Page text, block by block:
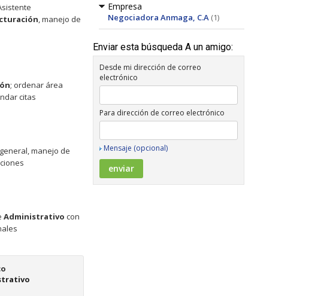
Empresa
Negociadora Anmaga, C.A (1)
Enviar esta búsqueda A un amigo:
Desde mi dirección de correo
electrónico
Para dirección de correo electrónico
Mensaje (opcional)
, manejo de
; ordenar área
citas
manejo de
Administrativo con